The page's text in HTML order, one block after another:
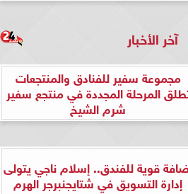
آخر الأخبار
مجموعة سفير للفنادق والمنتجعات
المرحلة المجددة في منتجع سفير
شرم الشيخ
قوية للفندق.. إسلام ناجي يتولى
إدارة التسويق في شتايجنبرجر الهرم